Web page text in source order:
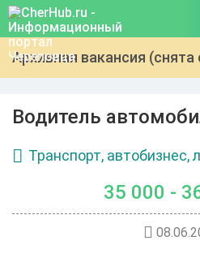
Архивная вакансия (снята
Водитель
Транспорт, автобизнес,
35 000 -